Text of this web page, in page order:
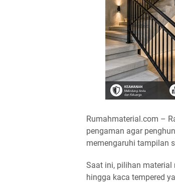
Rumahmaterial.com –
pengaman agar
memengaruhi tampilan
Saat ini, pilihan material
hingga kaca tempered